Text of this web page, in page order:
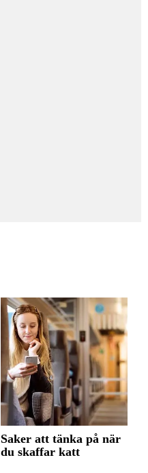
Saker att tänka på när
du skaffar katt